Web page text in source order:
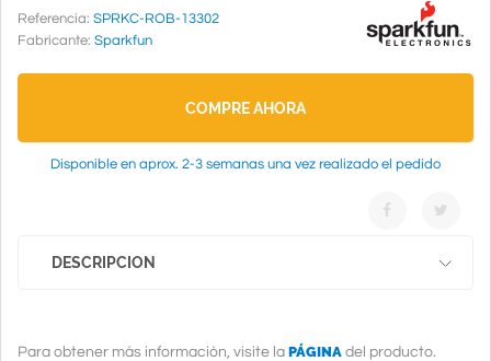
Referencia: SPRKC-ROB-13302
Fabricante: Sparkfun
COMPRE AHORA
Disponible en aprox. 2-3 semanas una vez realizado el pedido
DESCRIPCION
Para obtener más información, visite la PÁGINA del producto.